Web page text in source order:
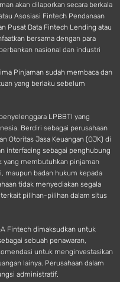
akan dilaporkan secara berkala
Asosiasi Fintech Pendanaan
Pusat Data Fintech Lending atau
bersama dengan para
nasional dan industri
Pinjaman sudah membaca dan
yang berlaku sebelum
LPBBTI yang
Berdiri sebagai perusahaan
Otoritas Jasa Keuangan (OJK) di
interfacing sebagai penghubung
yang membutuhkan pinjaman
maupun badan hukum kepada
tidak menyediakan segala
pilihan-pilihan dalam situs
Fintech dimaksudkan untuk
sebuah penawaran,
untuk menginvestasikan
lainya. Perusahaan dalam
administratif.